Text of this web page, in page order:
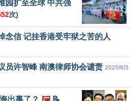
园扩至全球 中共强
次)
念信 记挂香港受牢狱之苦的人
员许智峰 南澳律师协会谴责 2025/6/3
出事了？ 🖼️📝